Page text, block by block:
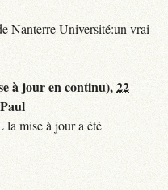
Nanterre Université:un vrai
à jour en continu),22
Paul
mise à jour a été